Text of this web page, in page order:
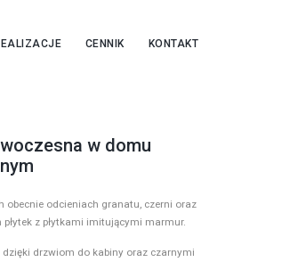
CENNIK KONTAKT
w domu
obecnie odcieniach granatu, czerni oraz
płytek z płytkami imitującymi marmur.
drzwiom do kabiny oraz czarnymi